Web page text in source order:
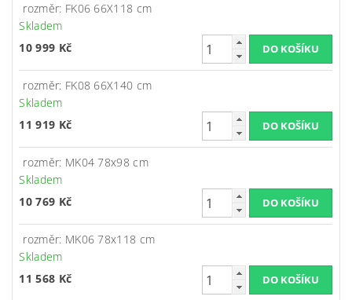
rozměr: FK06 66X118 cm
Skladem
10 999 Kč
rozměr: FK08 66X140 cm
Skladem
11 919 Kč
rozměr: MK04 78x98 cm
Skladem
10 769 Kč
rozměr: MK06 78x118 cm
Skladem
11 568 Kč